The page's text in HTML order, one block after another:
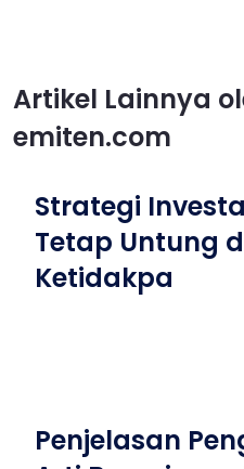
Artikel Lainnya
emiten.com
Strategi
Tetap Untung
Ketidakpa
Penjelasan